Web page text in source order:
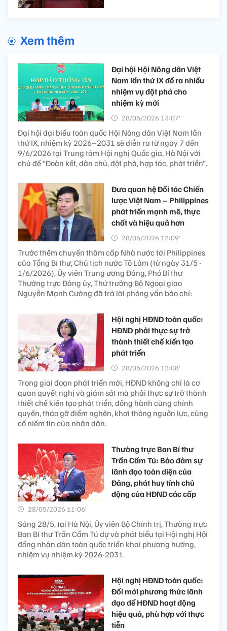
Xem thêm
Đại hội Hội Nông dân Việt
Nam lần thứ IX đề ra nhiều
nhiệm vụ đột phá cho
nhiệm kỳ mới
28/05/2026 13:07’
Đại hội đại biểu toàn quốc Hội Nông dân Việt Nam lần
thứ IX, nhiệm kỳ 2026–2031 sẽ diễn ra từ ngày 7 đến
9/6/2026 tại Trung tâm Hội nghị Quốc gia, Hà Nội với
chủ đề “Đoàn kết, dân chủ, đột phá, hợp tác, phát triển”.
Đưa quan hệ Đối tác Chiến
lược Việt Nam – Philippines
phát triển mạnh mẽ, thực
chất và hiệu quả hơn
28/05/2026 12:09’
Trước thềm chuyến thăm cấp Nhà nước tới Philippines
của Tổng Bí thư, Chủ tịch nước Tô Lâm (từ ngày 31/5 -
1/6/2026), Ủy viên Trung ương Đảng, Phó Bí thư
Thường trực Đảng ủy, Thứ trưởng Bộ Ngoại giao
Nguyễn Mạnh Cường đã trả lời phỏng vấn báo chí:
Hội nghị HĐND toàn quốc:
HĐND phải thực sự trở
thành thiết chế kiến tạo
phát triển
28/05/2026 12:08’
Trong giai đoạn phát triển mới, HĐND không chỉ là cơ
quan quyết nghị và giám sát mà phải thực sự trở thành
thiết chế kiến tạo phát triển, đồng hành cùng chính
quyền, tháo gỡ điểm nghẽn, khơi thông nguồn lực, củng
cố niềm tin của nhân dân.
Thường trực Ban Bí thư
Trần Cẩm Tú: Bảo đảm sự
lãnh đạo toàn diện của
Đảng, phát huy tính chủ
động của HĐND các cấp
28/05/2026 11:06’
Sáng 28/5, tại Hà Nội, Ủy viên Bộ Chính trị, Thường trực
Ban Bí thư Trần Cẩm Tú dự và phát biểu tại Hội nghị Hội
đồng nhân dân toàn quốc triển khai phương hướng,
nhiệm vụ nhiệm kỳ 2026-2031.
Hội nghị HĐND toàn quốc:
Đổi mới phương thức lãnh
đạo để HĐND hoạt động
hiệu quả, phù hợp với thực
tiễn